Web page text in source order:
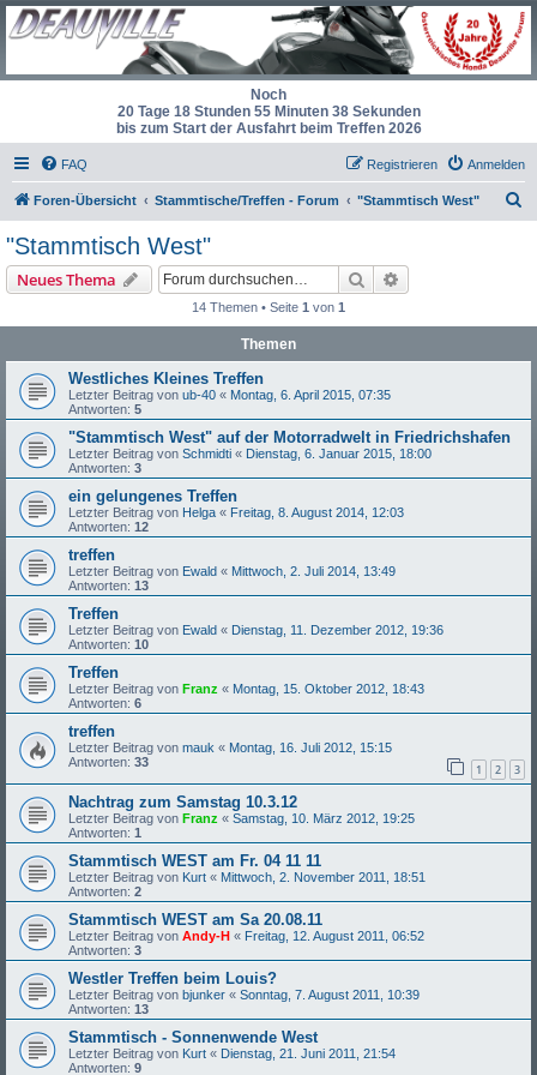
Noch
20 Tage 18 Stunden 55 Minuten 38 Sekunden
bis zum Start der Ausfahrt beim Treffen 2026
FAQ Anmelden
Registrieren
Foren-Übersicht Stammtische/Treffen - Forum "Stammtisch West"
"Stammtisch West"
Neues Thema Suche
14 Themen • Seite 1 von 1
Themen
Westliches Kleines Treffen
Letzter Beitrag von ub-40 « Montag, 6. April 2015, 07:35
Antworten: 5
"Stammtisch West" auf der Motorradwelt in Friedrichshafen
Letzter Beitrag von Schmidti « Dienstag, 6. Januar 2015, 18:00
Antworten: 3
ein gelungenes Treffen
Letzter Beitrag von Helga « Freitag, 8. August 2014, 12:03
Antworten: 12
treffen
Letzter Beitrag von Ewald « Mittwoch, 2. Juli 2014, 13:49
Antworten: 13
Treffen
Letzter Beitrag von Ewald « Dienstag, 11. Dezember 2012, 19:36
Antworten: 10
Treffen
Letzter Beitrag von Franz « Montag, 15. Oktober 2012, 18:43
Antworten: 6
treffen
Letzter Beitrag von mauk « Montag, 16. Juli 2012, 15:15
Antworten: 33 1 2 3
Nachtrag zum Samstag 10.3.12
Letzter Beitrag von Franz « Samstag, 10. März 2012, 19:25
Antworten: 1
Stammtisch WEST am Fr. 04 11 11
Letzter Beitrag von Kurt « Mittwoch, 2. November 2011, 18:51
Antworten: 2
Stammtisch WEST am Sa 20.08.11
Letzter Beitrag von Andy-H « Freitag, 12. August 2011, 06:52
Antworten: 3
Westler Treffen beim Louis?
Letzter Beitrag von bjunker « Sonntag, 7. August 2011, 10:39
Antworten: 13
Stammtisch - Sonnenwende West
Letzter Beitrag von Kurt « Dienstag, 21. Juni 2011, 21:54
Antworten: 9